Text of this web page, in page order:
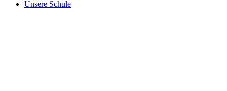
Unsere Schule